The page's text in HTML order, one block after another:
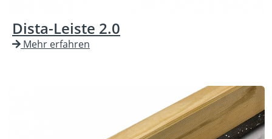
Dista-Leiste 2.0
Mehr erfahren